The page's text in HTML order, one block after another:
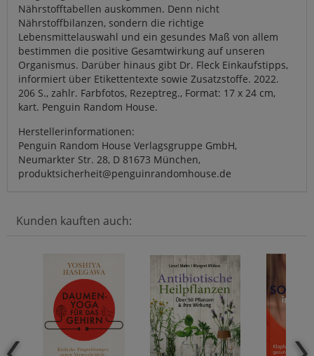
Nährstofftabellen auskommen. Denn nicht
Nährstoffbilanzen, sondern die richtige
Lebensmittelauswahl und ein gesundes Maß von allem
bestimmen die positive Gesamtwirkung auf unseren
Organismus. Darüber hinaus gibt Dr. Fleck Einkaufstipps,
informiert über Etikettentexte sowie Zusatzstoffe. 2022.
206 S., zahlr. Farbfotos, Rezeptreg., Format: 17 x 24 cm,
kart. Penguin Random House.
Herstellerinformationen:
Penguin Random House Verlagsgruppe GmbH,
Neumarkter Str. 28, D 81673 München,
produktsicherheit@penguinrandomhouse.de
Kunden kauften auch: